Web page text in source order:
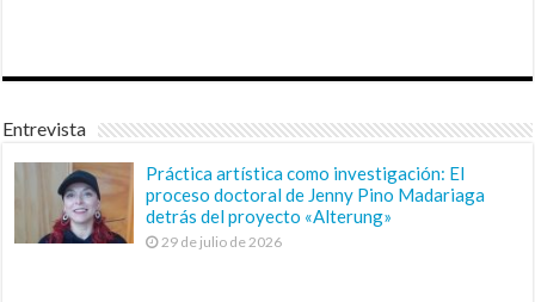
Entrevista
Práctica artística como investigación: El
proceso doctoral de Jenny Pino Madariaga
detrás del proyecto «Alterung»
29 de julio de 2026